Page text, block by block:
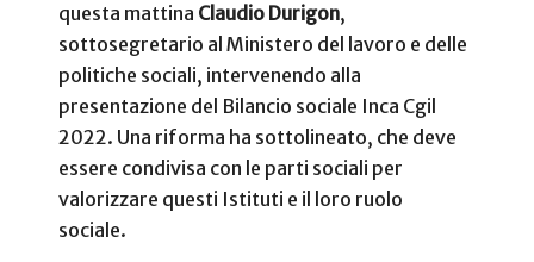
questa mattina Claudio Durigon,
sottosegretario al Ministero del lavoro e delle
politiche sociali, intervenendo alla
presentazione del Bilancio sociale Inca Cgil
2022. Una riforma ha sottolineato, che deve
essere condivisa con le parti sociali per
valorizzare questi Istituti e il loro ruolo
sociale.